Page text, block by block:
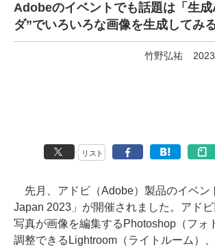
Adobeのイベントでも話題は「生成
ダ”でいろいろな画像を生成してみ
竹野弘祐
リスト
先月、アドビ（Adobe）製品のイベン
Japan 2023」が開催されました。アドビ
写真が画像を編集するPhotoshop（フォ
調整できるLightroom（ライトルーム）